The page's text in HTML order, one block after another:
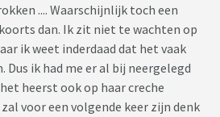
.... Waarschijnlijk toch een
dan. Ik zit niet te wachten op
ik weet inderdaad dat het vaak
Dus ik had me er al bij neergelegd
heerst ook op haar creche
voor een volgende keer zijn denk